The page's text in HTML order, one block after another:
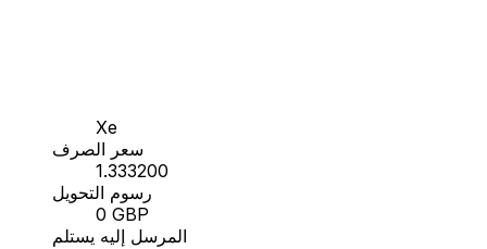
Xe
سعر الصرف
1.333200
رسوم التحويل
0 GBP
المرسل إليه يستلم